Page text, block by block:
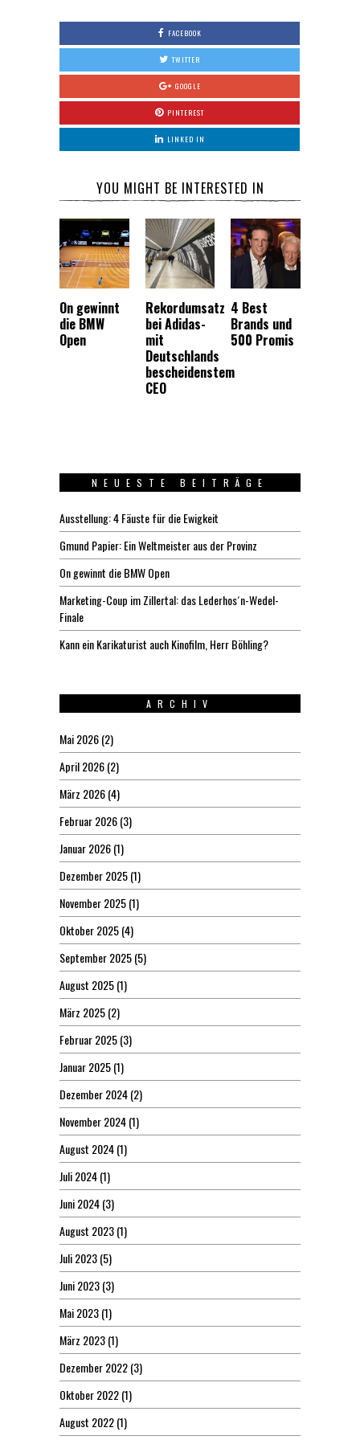
FACEBOOK
TWITTER
GOOGLE
PINTEREST
LINKED IN
YOU MIGHT BE INTERESTED IN
On gewinnt
die BMW
Open
Rekordumsatz
bei Adidas-
mit
Deutschlands
bescheidenstem
CEO
4 Best
Brands und
500 Promis
NEUESTE BEITRÄGE
Ausstellung: 4 Fäuste für die Ewigkeit
Gmund Papier: Ein Weltmeister aus der Provinz
On gewinnt die BMW Open
Marketing-Coup im Zillertal: das Lederhos´n-Wedel-
Finale
Kann ein Karikaturist auch Kinofilm, Herr Böhling?
ARCHIV
Mai 2026(2)
April 2026(2)
März 2026(4)
Februar 2026(3)
Januar 2026(1)
Dezember 2025(1)
November 2025(1)
Oktober 2025(4)
September 2025(5)
August 2025(1)
März 2025(2)
Februar 2025(3)
Januar 2025(1)
Dezember 2024(2)
November 2024(1)
August 2024(1)
Juli 2024(1)
Juni 2024(3)
August 2023(1)
Juli 2023(5)
Juni 2023(3)
Mai 2023(1)
März 2023(1)
Dezember 2022(3)
Oktober 2022(1)
August 2022(1)